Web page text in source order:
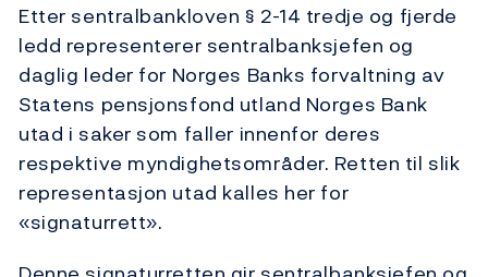
Etter sentralbankloven § 2-14 tredje og fjerde
ledd representerer sentralbanksjefen og
daglig leder for Norges Banks forvaltning av
Statens pensjonsfond utland Norges Bank
utad i saker som faller innenfor deres
respektive myndighetsområder. Retten til slik
representasjon utad kalles her for
«signaturrett».